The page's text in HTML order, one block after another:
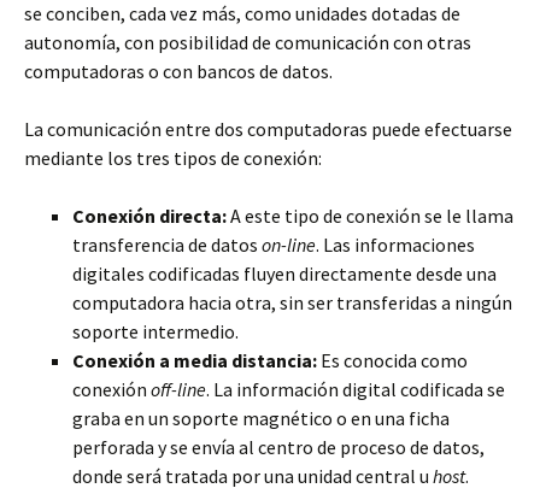
se conciben, cada vez más, como unidades dotadas de
autonomía, con posibilidad de comunicación con otras
computadoras o con bancos de datos.
La comunicación entre dos computadoras puede efectuarse
mediante los tres tipos de conexión:
Conexión directa:A este tipo de conexión se le llama
transferencia de datos on-line. Las informaciones
digitales codificadas fluyen directamente desde una
computadora hacia otra, sin ser transferidas a ningún
soporte intermedio.
Conexión a media distancia: Es conocida como
conexión off-line. La información digital codificada se
graba en un soporte magnético o en una ficha
perforada y se envía al centro de proceso de datos,
donde será tratada por una unidad central u host.